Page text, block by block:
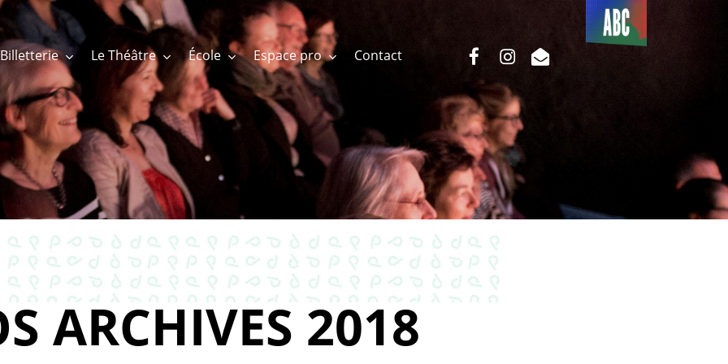
Billetterie Le Théâtre École Espace pro Contact
Du côté
de l’ABC
facebookinstagram
email
ARCHIVES 2018